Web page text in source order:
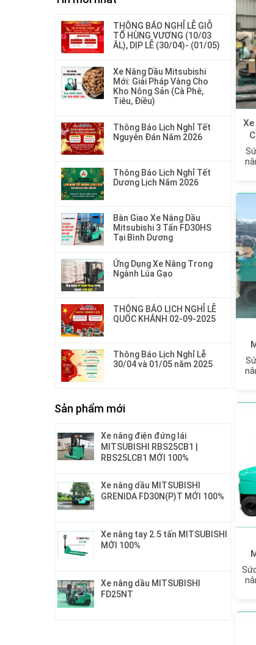
THÔNG BÁO NGHỈ LỄ GIỖ
TỔ HÙNG VƯƠNG (10/03
ÂL), DỊP LỄ (30/04)- (01/05)
Xe Nâng Dầu Mitsubishi
Mới: Giải Pháp Vàng Cho
Kho Nông Sản (Cà Phê,
Tiêu, Điều)
Thông Báo Lịch Nghỉ Tết
Nguyên Đán Năm 2026
Thông Báo Lịch Nghỉ Tết
Dương Lịch Năm 2026
Bàn Giao Xe Nâng Dầu
Mitsubishi 3 Tấn FD30HS
Tại Bình Dương
Ứng Dụng Xe Nâng Trong
Ngành Lúa Gạo
THÔNG BÁO LỊCH NGHỈ LỄ
QUỐC KHÁNH 02-09-2025
Thông Báo Lịch Nghỉ Lễ
30/04 và 01/05 năm 2025
Sản phẩm mới
Xe nâng điện đứng lái
MITSUBISHI RBS25CB1 |
RBS25LCB1 MỚI 100%
Xe nâng dầu MITSUBISHI
GRENIDA FD30N(P)T MỚI 100%
Xe nâng tay 2.5 tấn MITSUBISHI
MỚI 100%
Xe nâng dầu MITSUBISHI
FD25NT